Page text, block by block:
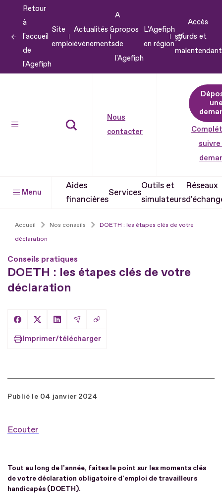
contenu
Retour
à
l'accueil
de
l'Agefiph
Site
emploi
Actualités &
événements
A
propos
de
l'Agefiph
L'Agefiph
en région
Accès
sourds et
Nous
contacter
suivre
Menu
Aides
financières
Services
Outils et
simulateurs
Réseaux
Accueil Nos conseils
DOETH : les étapes clés de votre
déclaration
Conseils pratiques
DOETH : les étapes clés de votre
déclaration
Partager sur Facebook
Partager sur X
Partager sur LinkedIn
Partager par Email
Copier le lien
Imprimer/télécharger
Publié le 04 janvier 2024
Ecouter
Tout au long de l'année, faites le point sur les moments clés
de votre déclaration obligatoire d'emploi de travailleurs
handicapés (DOETH).